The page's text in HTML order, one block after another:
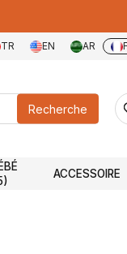
TR EN AR
Recherche
ACCESSOIRE